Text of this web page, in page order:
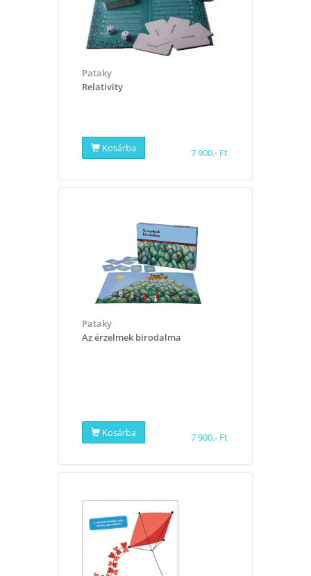
Pataky
Relativity
Kosárba 7 900.- Ft
Pataky
Az érzelmek birodalma
Kosárba 7 900.- Ft